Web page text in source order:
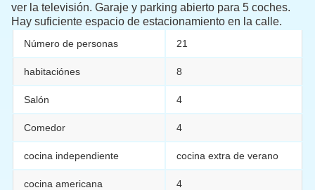
ver la televisión. Garaje y parking abierto para 5 coches.
Hay suficiente espacio de estacionamiento en la calle.
Número de personas 21
habitaciónes 8
Salón 4
Comedor 4
cocina independiente cocina extra de verano
cocina americana 4